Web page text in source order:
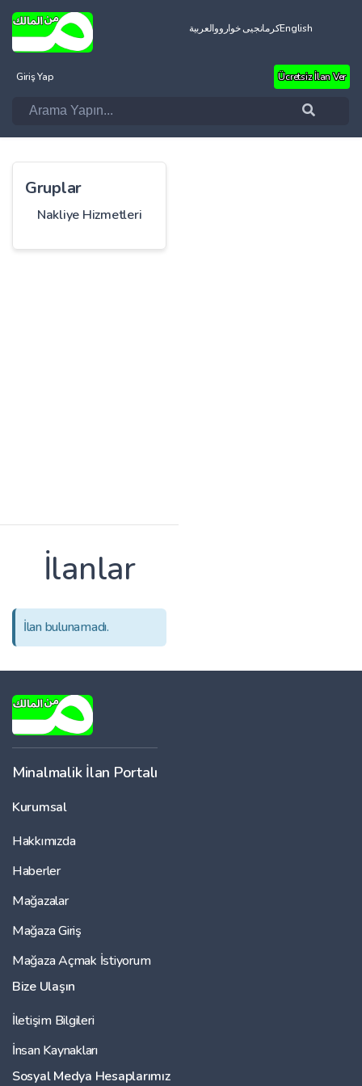
العربيةکرمانجیی خوارووEnglish
Giriş Yap Ücretsiz İlan Ver
Gruplar
Nakliye Hizmetleri
İlanlar
İlan bulunamadı.
Minalmalik İlan Portalı
Kurumsal
Hakkımızda
Haberler
Mağazalar
Mağaza Giriş
Mağaza Açmak İstiyorum
Bize Ulaşın
İletişim Bilgileri
İnsan Kaynakları
Sosyal Medya Hesaplarımız